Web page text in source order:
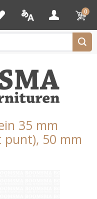
0
35 mm
50 mm